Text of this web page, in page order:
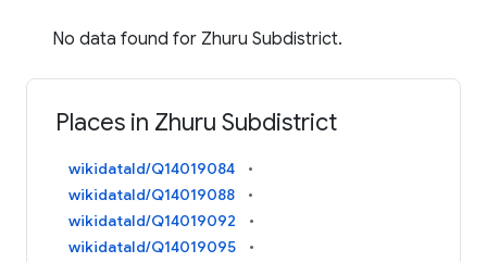
No data found for Zhuru Subdistrict.
Places in Zhuru Subdistrict
wikidataId/Q14019084
wikidataId/Q14019088
wikidataId/Q14019092
wikidataId/Q14019095